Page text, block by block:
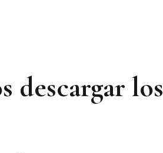
descargar los